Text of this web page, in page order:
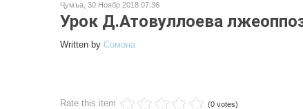
Ҷумъа, 30 Ноябр 2018 07:36
Урок Д.Атовуллоева
Written by Cомона
Rate this item (0 votes)